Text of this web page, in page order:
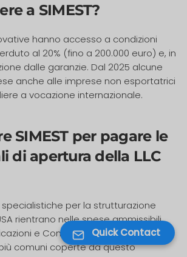
a SIMEST?
hanno accesso a condizioni
al 20% (fino a 200.000 euro) e, in
dalle garanzie. Dal 2025 alcune
anche alle imprese non esportatrici
a vocazione internazionale.
SIMEST per pagare le
di apertura della LLC
specialistiche per la strutturazione
rientrano nelle spese ammissibili
e Consulenze (Misura USA). È
comuni coperte da questo
Quick Contact